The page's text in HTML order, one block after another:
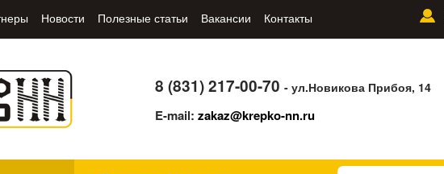
Новости Полезные статьи Вакансии Контакты
8 (831) 217-00-70- ул.Новикова Прибоя, 14
E-mail:zakaz@krepko-nn.ru